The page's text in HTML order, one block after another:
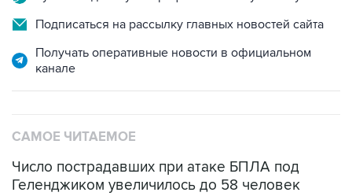
Подписаться на рассылку главных новостей сайта
Получать оперативные новости в официальном
канале
САМОЕ ЧИТАЕМОЕ
Число пострадавших при атаке БПЛА под
Геленджиком увеличилось до 58 человек